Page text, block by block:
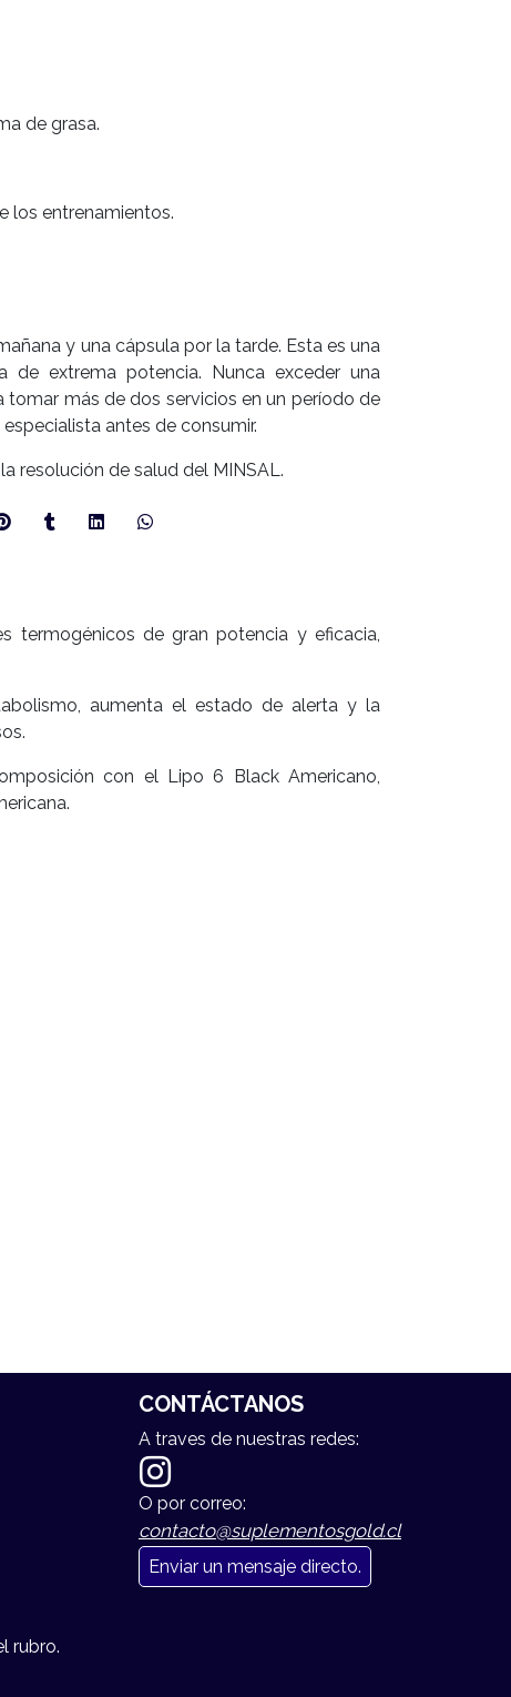
de grasa.
los entrenamientos.
y una cápsula por la tarde. Esta es una
de extrema potencia. Nunca exceder una
tomar más de dos servicios en un período de
antes de consumir.
resolución de salud del MINSAL.
termogénicos de gran potencia y eficacia,
aumenta el estado de alerta y la
con el Lipo 6 Black Americano,
CONTÁCTANOS
A traves de nuestras redes:
O por correo:
contacto@suplementosgold.cl
Enviar un mensaje directo.
rubro.